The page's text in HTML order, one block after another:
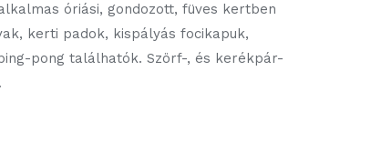
óriási, gondozott, füves kertben
kerti padok, kispályás focikapuk,
pong találhatók. Szörf-, és kerékpár-